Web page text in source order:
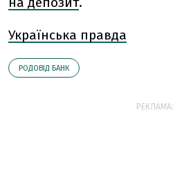
Українська правда
РОДОВІД БАНК
РЕКЛАМА: